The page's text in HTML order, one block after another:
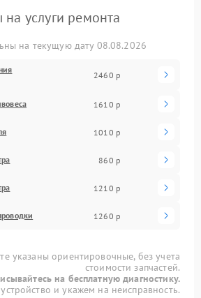
услуги ремонта
на текущую дату 08.08.2026
2460 р
1610 р
1010 р
860 р
1210 р
1260 р
указаны ориентировочные, без учета
стоимости запчастей.
на бесплатную диагностику.
и укажем на неисправность.